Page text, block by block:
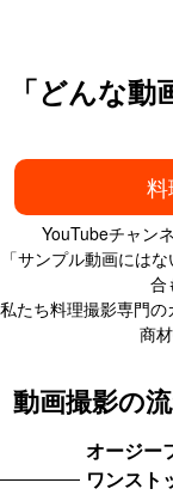
「どんな
YouTubeチャン
「サンプル動画には
合
私たち料理撮影専門
商
動画撮影の
オージー
ワンスト